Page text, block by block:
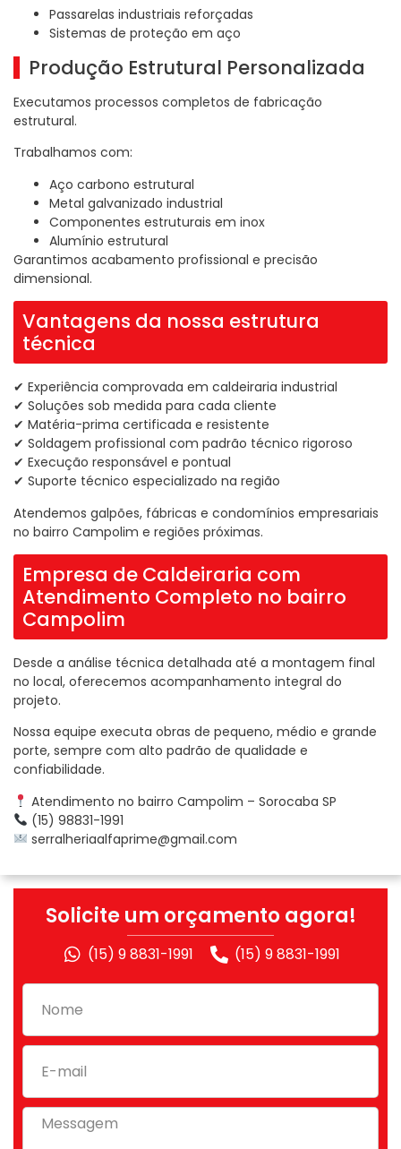
Passarelas industriais reforçadas
Sistemas de proteção em aço
Produção Estrutural Personalizada
Executamos processos completos de fabricação
estrutural.
Trabalhamos com:
Aço carbono estrutural
Metal galvanizado industrial
Componentes estruturais em inox
Alumínio estrutural
Garantimos acabamento profissional e precisão
dimensional.
Vantagens da nossa estrutura
técnica
✔ Experiência comprovada em caldeiraria industrial
✔ Soluções sob medida para cada cliente
✔ Matéria-prima certificada e resistente
✔ Soldagem profissional com padrão técnico rigoroso
✔ Execução responsável e pontual
✔ Suporte técnico especializado na região
Atendemos galpões, fábricas e condomínios empresariais
no bairro Campolim e regiões próximas.
Empresa de Caldeiraria com
Atendimento Completo no bairro
Campolim
Desde a análise técnica detalhada até a montagem final
no local, oferecemos acompanhamento integral do
projeto.
Nossa equipe executa obras de pequeno, médio e grande
porte, sempre com alto padrão de qualidade e
confiabilidade.
Atendimento no bairro Campolim – Sorocaba SP
(15) 98831-1991
serralheriaalfaprime@gmail.com
Solicite um orçamento agora!
(15) 9 8831-1991 (15) 9 8831-1991